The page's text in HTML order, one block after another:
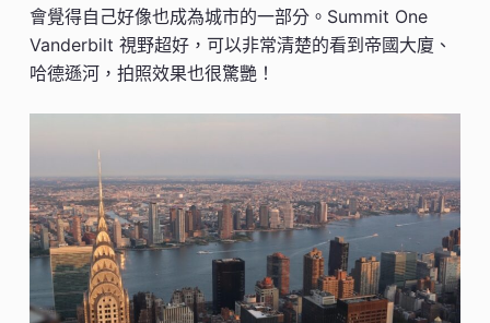
會覺得自己好像也成為城市的一部分。Summit One
Vanderbilt 視野超好，可以非常清楚的看到帝國大廈、
哈德遜河，拍照效果也很驚艷！